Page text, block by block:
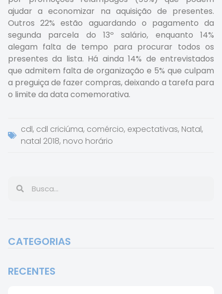
ajudar a economizar na aquisição de presentes.
Outros 22% estão aguardando o pagamento da
segunda parcela do 13º salário, enquanto 14%
alegam falta de tempo para procurar todos os
presentes da lista. Há ainda 14% de entrevistados
que admitem falta de organização e 5% que culpam
a preguiça de fazer compras, deixando a tarefa para
o limite da data comemorativa.
cdl, cdl criciúma, comércio, expectativas, Natal,
natal 2018, novo horário
CATEGORIAS
RECENTES